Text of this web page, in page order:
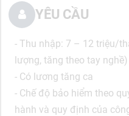
YÊU CẦU
- Thu nhập: 7 – 12 triệu/
lượng, tăng theo tay
- Có lương tăng ca
- Chế độ bảo hiểm theo
hành và quy định của